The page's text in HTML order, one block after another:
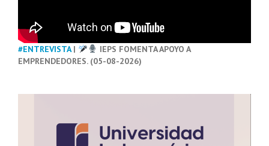
#ENTREVISTA|
IEPS FOMENTA APOYO A
EMPRENDEDORES. (05-08-2026)